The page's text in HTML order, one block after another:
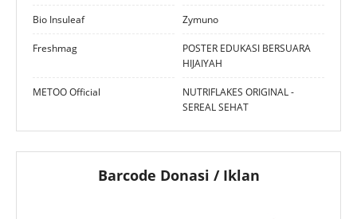
Bio Insuleaf Zymuno
Freshmag
POSTER EDUKASI BERSUARA
HIJAIYAH
METOO Official
NUTRIFLAKES ORIGINAL -
SEREAL SEHAT
Barcode Donasi / Iklan